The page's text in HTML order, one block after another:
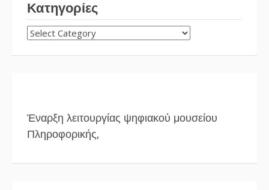
Κατηγορίες
ΚΑΤΗΓΟΡΊΕΣ
Έναρξη λειτουργίας ψηφιακού μουσείου
Πληροφορικής,